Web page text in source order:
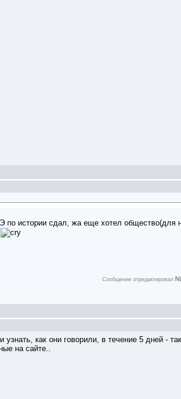
по истории сдал, жа еще хотел общество(для
Сообщение отредактировал
как они говорили, в течение 5 дней -
на сайте..